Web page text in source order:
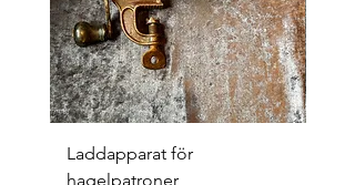
Laddapparat för
hagelpatroner